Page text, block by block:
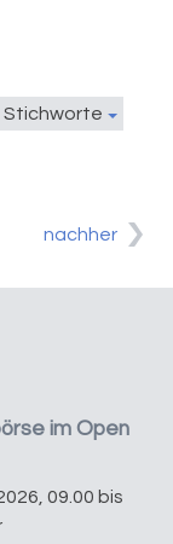
Stichworte
nachher
im Open
09.00 bis